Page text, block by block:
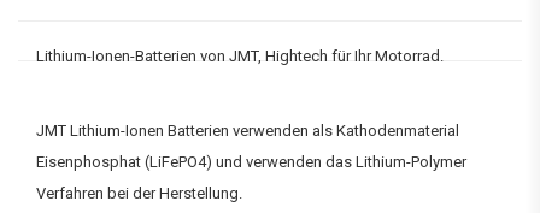
Lithium-Ionen-Batterien von JMT, Hightech für Ihr Motorrad.
JMT Lithium-Ionen Batterien verwenden als Kathodenmaterial
Eisenphosphat (LiFePO4) und verwenden das Lithium-Polymer
Verfahren bei der Herstellung.